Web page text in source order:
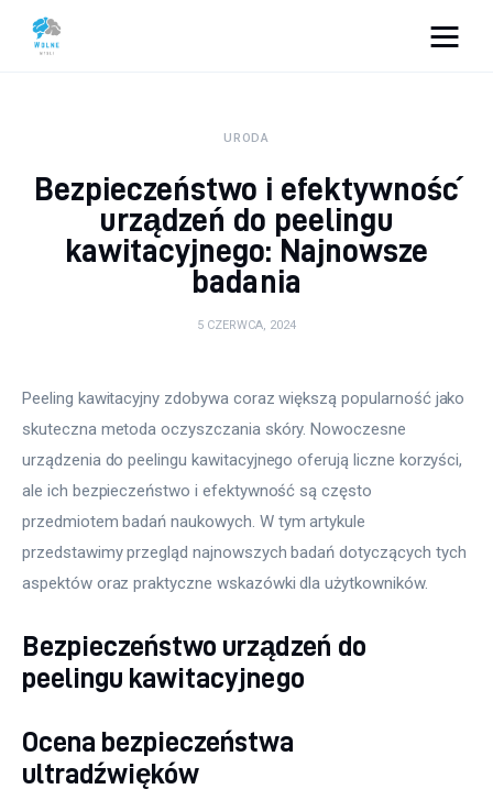
Biznes
Dom i ogród
Więcej
URODA
Bezpieczeństwo i efektywność
urządzeń do peelingu
kawitacyjnego: Najnowsze
badania
5 CZERWCA, 2024
Peeling kawitacyjny zdobywa coraz większą popularność jako
skuteczna metoda oczyszczania skóry. Nowoczesne
urządzenia do peelingu kawitacyjnego oferują liczne korzyści,
ale ich bezpieczeństwo i efektywność są często
przedmiotem badań naukowych. W tym artykule
przedstawimy przegląd najnowszych badań dotyczących tych
aspektów oraz praktyczne wskazówki dla użytkowników.
Bezpieczeństwo urządzeń do
peelingu kawitacyjnego
Ocena bezpieczeństwa
ultradźwięków